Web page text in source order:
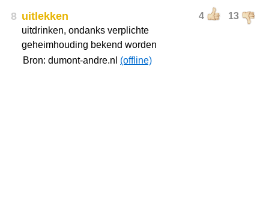
8 4 13
uitlekken
uitdrinken, ondanks verplichte
geheimhouding bekend worden
Bron: dumont-andre.nl (offline)